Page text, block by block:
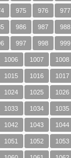
975 976 977
986 987 988
997 998 999
1006 1007 1008
1015 1016 1017
1024 1025 1026
1033 1034 1035
1042 1043 1044
1051 1052 1053